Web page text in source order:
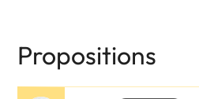
Propositions